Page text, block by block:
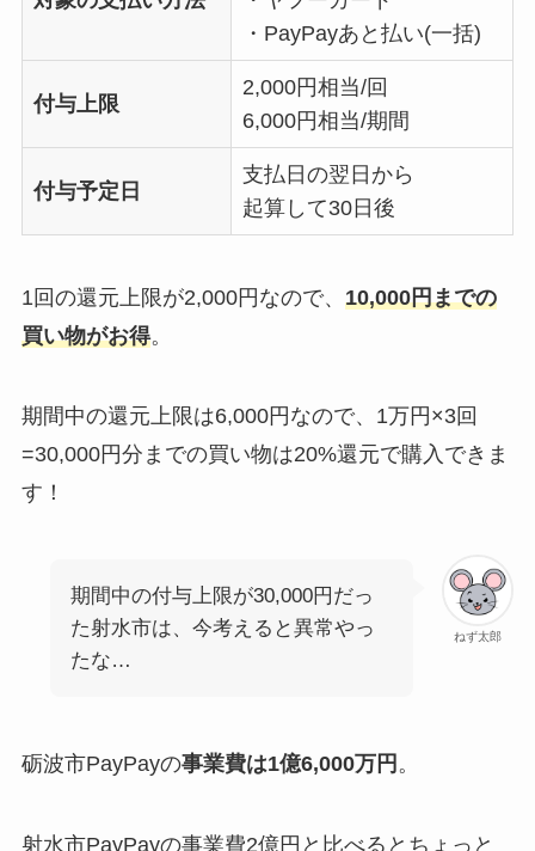
・PayPayあと払い(一括)
付与上限
2,000円相当/回
6,000円相当/期間
付与予定日
支払日の翌日から
起算して30日後
1回の還元上限が2,000円なので、 10,000円までの
買い物がお得。
期間中の還元上限は6,000円なので、1万円×3回
=30,000円分までの買い物は20%還元で購入できま
す！
ねず太郎
期間中の付与上限が30,000円だっ
た射水市は、今考えると異常やっ
たな…
砺波市PayPayの事業費は1億6,000万円 。
射水市PayPayの事業費2億円と比べるとちょっと